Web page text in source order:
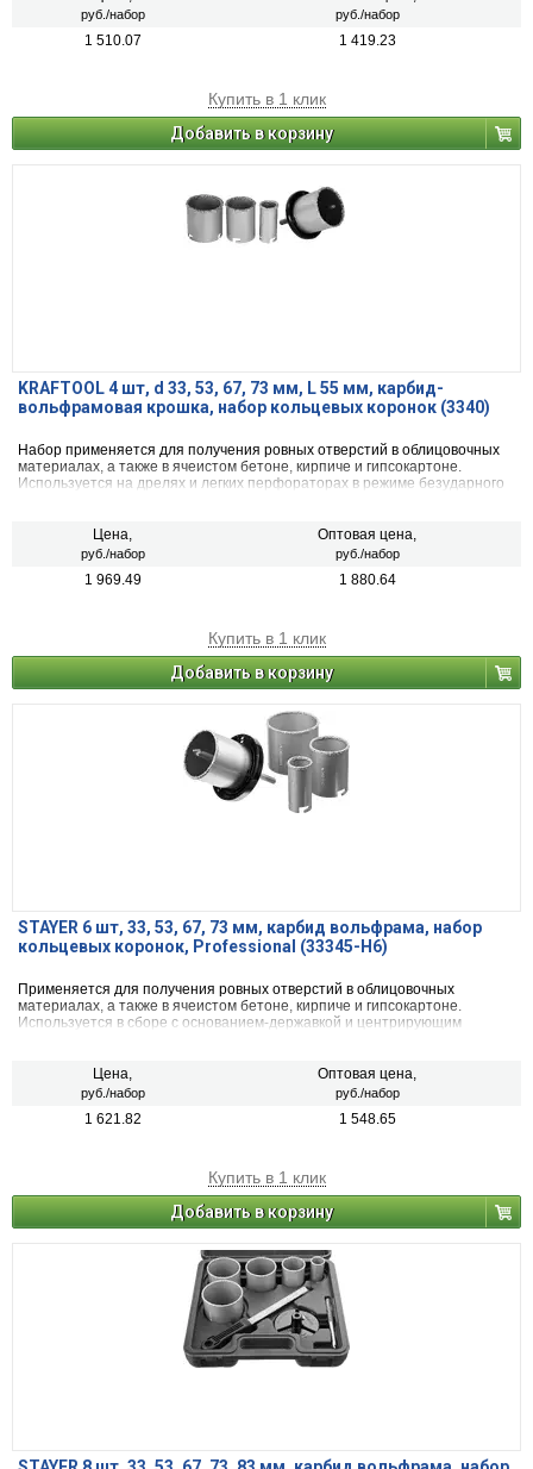
руб./набор руб./набор
1 510.07 1 419.23
Купить в 1 клик
Добавить в корзину
KRAFTOOL 4 шт, d 33, 53, 67, 73 мм, L 55 мм, карбид-
вольфрамовая крошка, набор кольцевых коронок (3340)
Набор применяется для получения ровных отверстий в облицовочных
материалах, а также в ячеистом бетоне, кирпиче и гипсокартоне.
Используется на дрелях и легких перфораторах в режиме безударного
Цена,
руб./набор
Оптовая цена,
руб./набор
1 969.49 1 880.64
Купить в 1 клик
Добавить в корзину
STAYER 6 шт, 33, 53, 67, 73 мм, карбид вольфрама, набор
кольцевых коронок, Professional (33345-H6)
Применяется для получения ровных отверстий в облицовочных
материалах, а также в ячеистом бетоне, кирпиче и гипсокартоне.
Используется в сборе с основанием-державкой и центрирующим
Цена,
руб./набор
Оптовая цена,
руб./набор
1 621.82 1 548.65
Купить в 1 клик
Добавить в корзину